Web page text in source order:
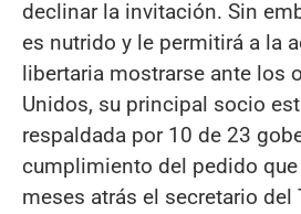
declinar la invitación. Sin
es nutrido y le permitirá a la
libertaria mostrarse ante los
Unidos, su principal socio
respaldada por 10 de 23
cumplimiento del pedido
meses atrás el secretario del